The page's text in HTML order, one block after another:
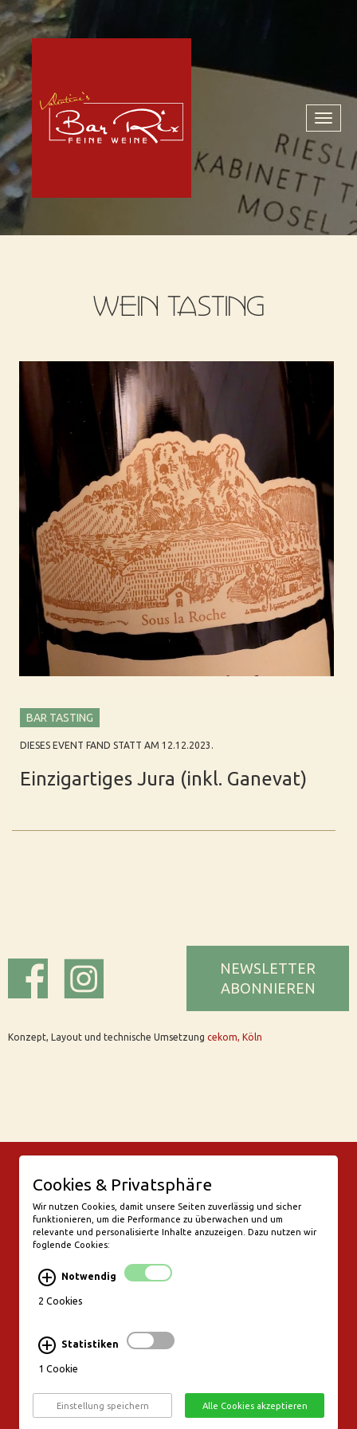
Toggle
WEIN TASTING
BAR TASTING
DIESES EVENT FAND STATT AM 12.12.2023.
Einzigartiges Jura (inkl. Ganevat)
Konzept, Layout und technische Umsetzung cekom, Köln
NEWSLETTER
ABONNIEREN
Friesenwall 58
50672 Köln
valentine@bar-rix.de
Di + Mi Weinproben
Do 17:00-23:00
Fr - Sa 17:00 - 01:00
Stornierungsbedingungen
Datenschutz
Cookies & Privatsphäre
Wir nutzen Cookies, damit unsere Seiten zuverlässig und sicher
funktionieren, um die Performance zu überwachen und um
relevante und personalisierte Inhalte anzuzeigen. Dazu nutzen wir
foglende Cookies:
Notwendig
2 Cookies
Statistiken
1 Cookie
Einstellung speichern Alle Cookies akzeptieren